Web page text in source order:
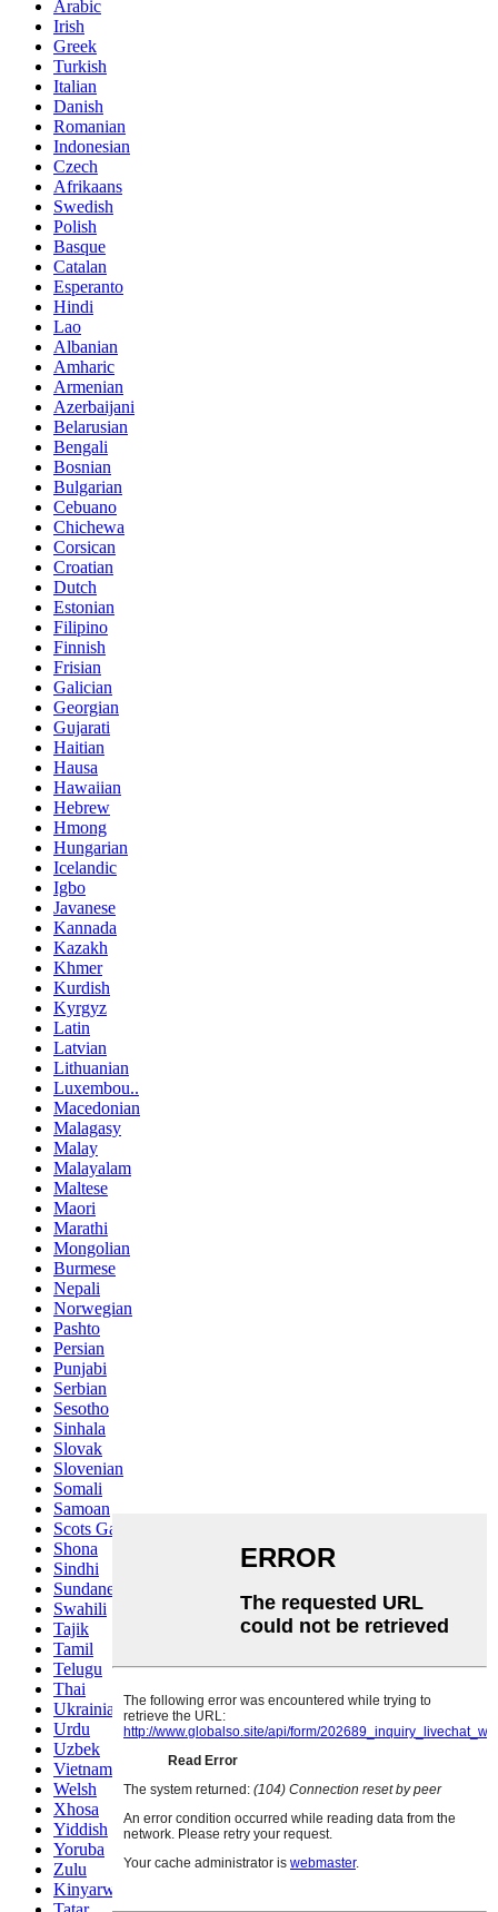
Arabic
Irish
Greek
Turkish
Italian
Danish
Romanian
Indonesian
Czech
Afrikaans
Swedish
Polish
Basque
Catalan
Esperanto
Hindi
Lao
Albanian
Amharic
Armenian
Azerbaijani
Belarusian
Bengali
Bosnian
Bulgarian
Cebuano
Chichewa
Corsican
Croatian
Dutch
Estonian
Filipino
Finnish
Frisian
Galician
Georgian
Gujarati
Haitian
Hausa
Hawaiian
Hebrew
Hmong
Hungarian
Icelandic
Igbo
Javanese
Kannada
Kazakh
Khmer
Kurdish
Kyrgyz
Latin
Latvian
Lithuanian
Luxembou..
Macedonian
Malagasy
Malay
Malayalam
Maltese
Maori
Marathi
Mongolian
Burmese
Nepali
Norwegian
Pashto
Persian
Punjabi
Serbian
Sesotho
Sinhala
Slovak
Slovenian
Somali
Samoan
Scots Gaelic
Shona
Sindhi
Sundanese
Swahili
Tajik
Tamil
Telugu
Thai
Ukrainian
Urdu
Uzbek
Vietnamese
Welsh
Xhosa
Yiddish
Yoruba
Zulu
Kinyarwanda